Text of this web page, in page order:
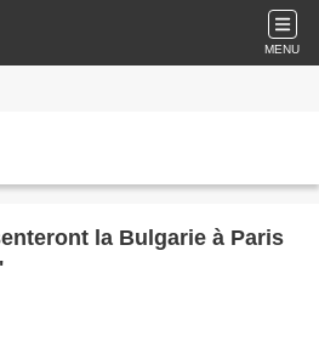
MENU
la Bulgarie à Paris